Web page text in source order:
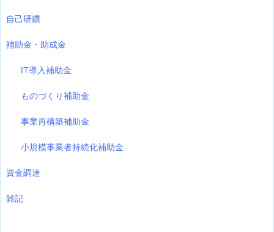
自己研鑽
補助金・助成金
IT導入補助金
ものづくり補助金
事業再構築補助金
小規模事業者持続化補助金
資金調達
雑記